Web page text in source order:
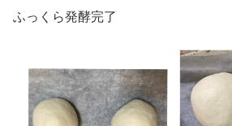
ふっくら発酵完了